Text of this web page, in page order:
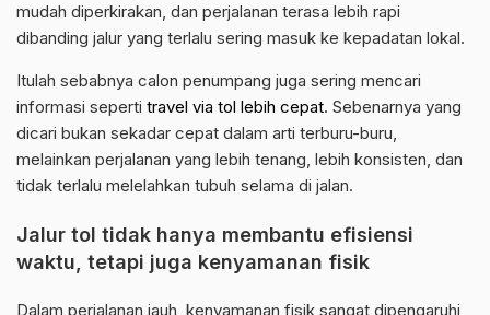
mudah diperkirakan, dan perjalanan terasa lebih rapi
dibanding jalur yang terlalu sering masuk ke kepadatan lokal.
Itulah sebabnya calon penumpang juga sering mencari
informasi seperti travel via tol lebih cepat. Sebenarnya yang
dicari bukan sekadar cepat dalam arti terburu-buru,
melainkan perjalanan yang lebih tenang, lebih konsisten, dan
tidak terlalu melelahkan tubuh selama di jalan.
Jalur tol tidak hanya membantu efisiensi
waktu, tetapi juga kenyamanan fisik
Dalam perjalanan jauh, kenyamanan fisik sangat dipengaruhi